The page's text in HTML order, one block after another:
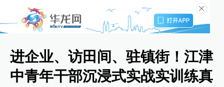
进企业、访田间、驻镇街！江津
中青年干部沉浸式实战实训练真